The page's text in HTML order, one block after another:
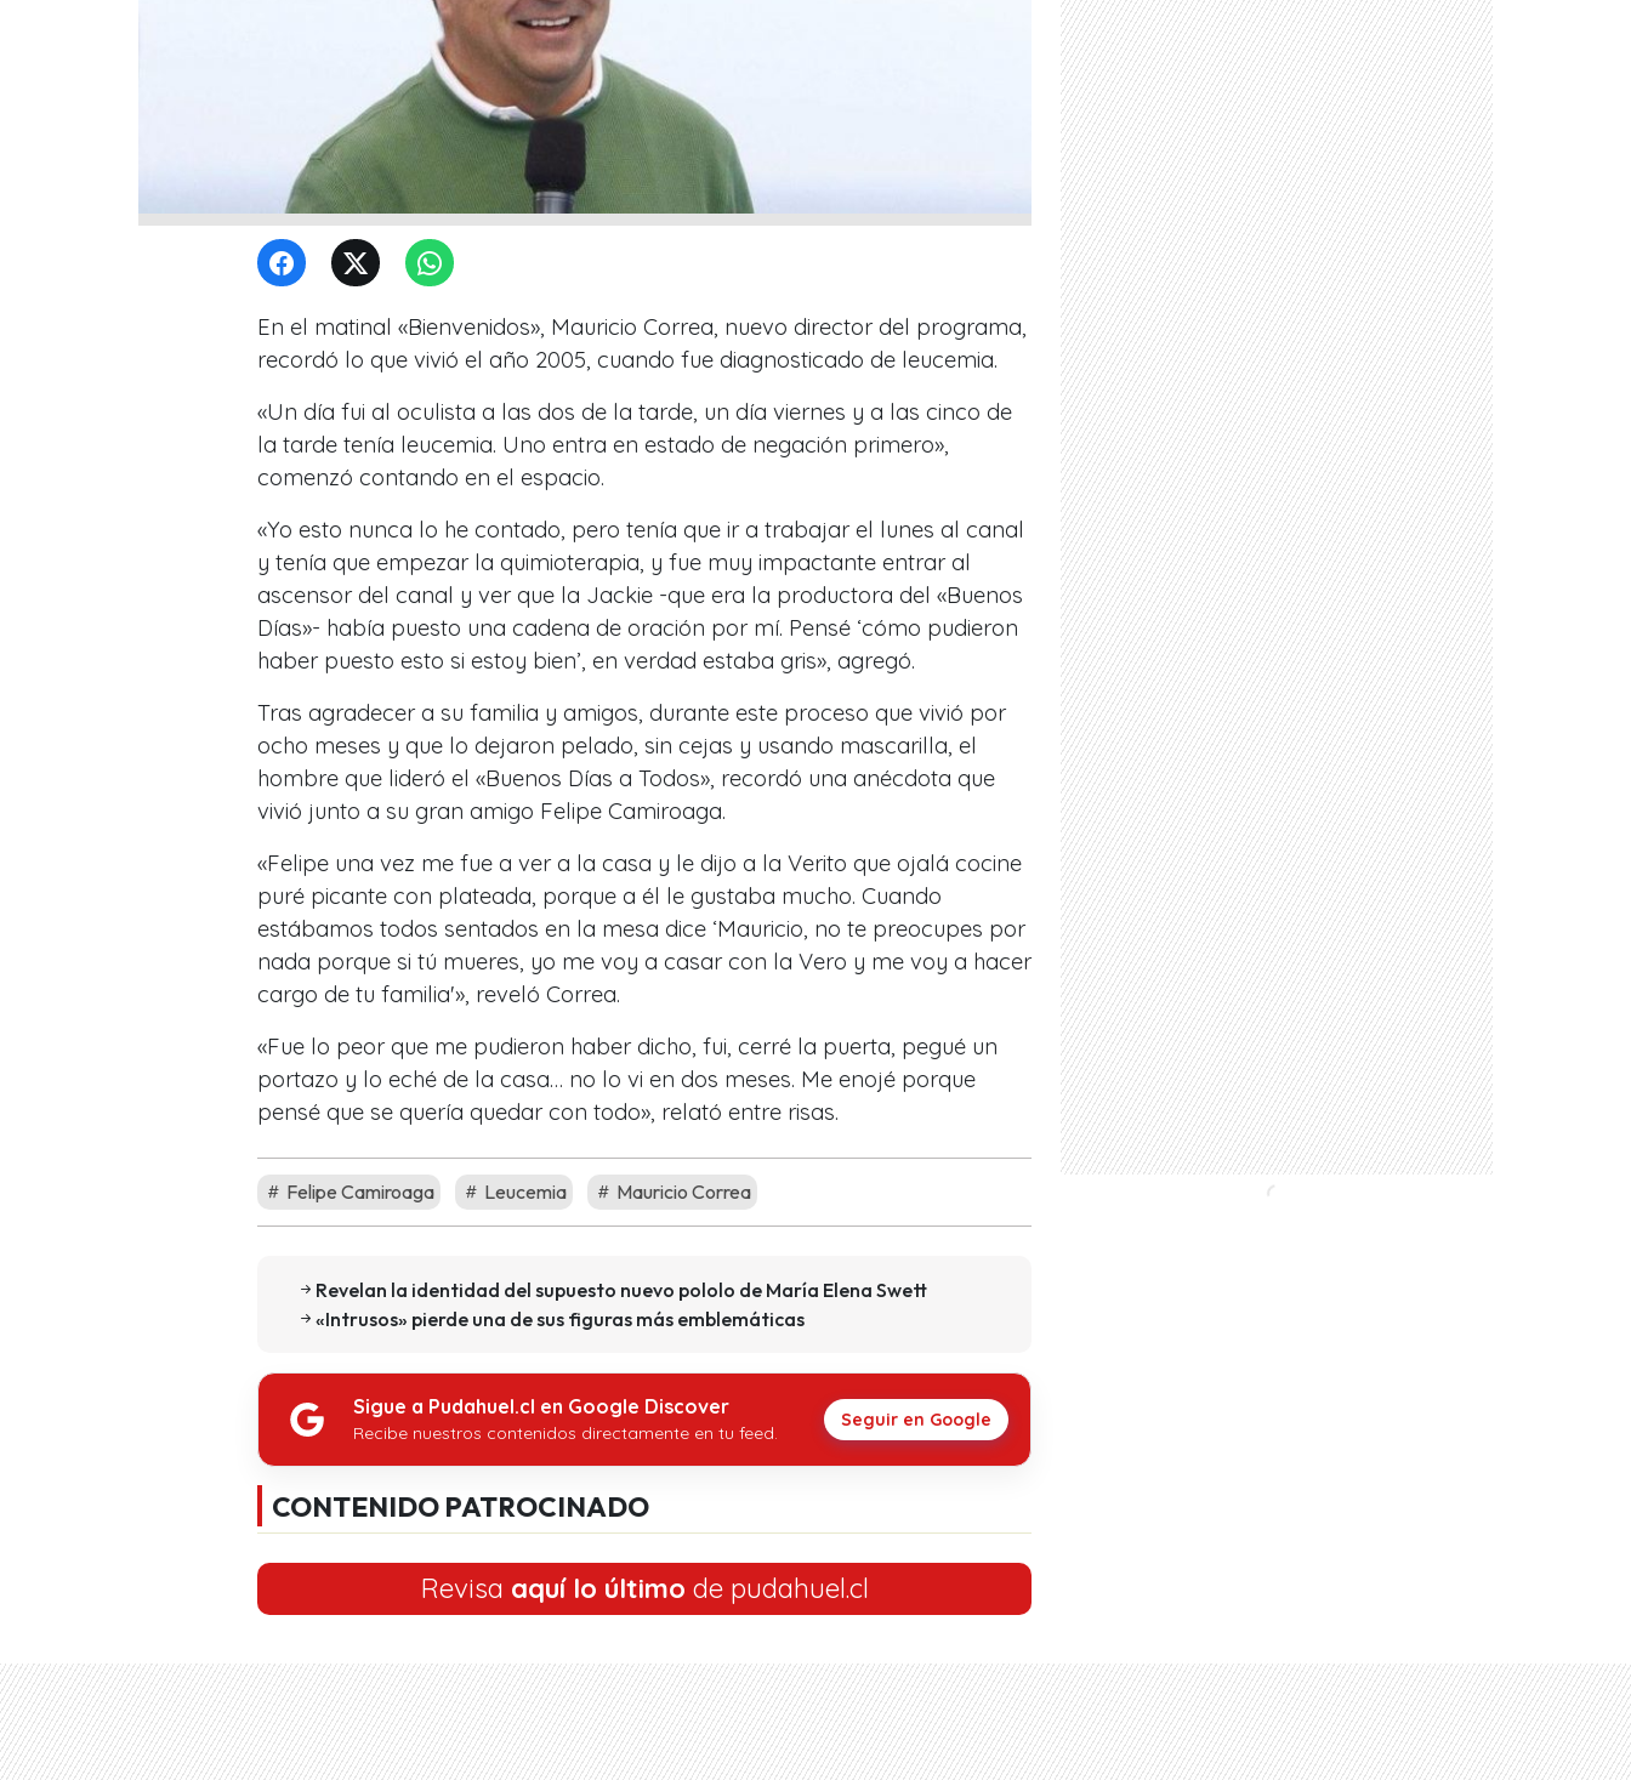
En el matinal «Bienvenidos», Mauricio Correa, nuevo director del programa,
recordó lo que vivió el año 2005, cuando fue diagnosticado de leucemia.
«Un día fui al oculista a las dos de la tarde, un día viernes y a las cinco de
la tarde tenía leucemia. Uno entra en estado de negación primero»,
comenzó contando en el espacio.
«Yo esto nunca lo he contado, pero tenía que ir a trabajar el lunes al canal
y tenía que empezar la quimioterapia, y fue muy impactante entrar al
ascensor del canal y ver que la Jackie -que era la productora del «Buenos
Días»- había puesto una cadena de oración por mí. Pensé ‘cómo pudieron
haber puesto esto si estoy bien’, en verdad estaba gris», agregó.
Tras agradecer a su familia y amigos, durante este proceso que vivió por
ocho meses y que lo dejaron pelado, sin cejas y usando mascarilla, el
hombre que lideró el «Buenos Días a Todos», recordó una anécdota que
vivió junto a su gran amigo Felipe Camiroaga.
«Felipe una vez me fue a ver a la casa y le dijo a la Verito que ojalá cocine
puré picante con plateada, porque a él le gustaba mucho. Cuando
estábamos todos sentados en la mesa dice ‘Mauricio, no te preocupes por
nada porque si tú mueres, yo me voy a casar con la Vero y me voy a hacer
cargo de tu familia'», reveló Correa.
«Fue lo peor que me pudieron haber dicho, fui, cerré la puerta, pegué un
portazo y lo eché de la casa… no lo vi en dos meses. Me enojé porque
pensé que se quería quedar con todo», relató entre risas.
Felipe Camiroaga Leucemia Mauricio Correa
Revelan la identidad del supuesto nuevo pololo de María Elena Swett
«Intrusos» pierde una de sus figuras más emblemáticas
Sigue a Pudahuel.cl en Google Discover
Recibe nuestros contenidos directamente en tu feed.
Seguir en Google
CONTENIDO PATROCINADO
Revisa aquí lo último de pudahuel.cl